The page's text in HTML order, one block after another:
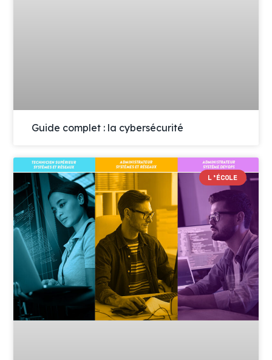
Guide complet : la cybersécurité
L’ÉCOLE